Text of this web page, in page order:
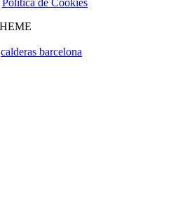
Política de Cookies
calderas barcelona